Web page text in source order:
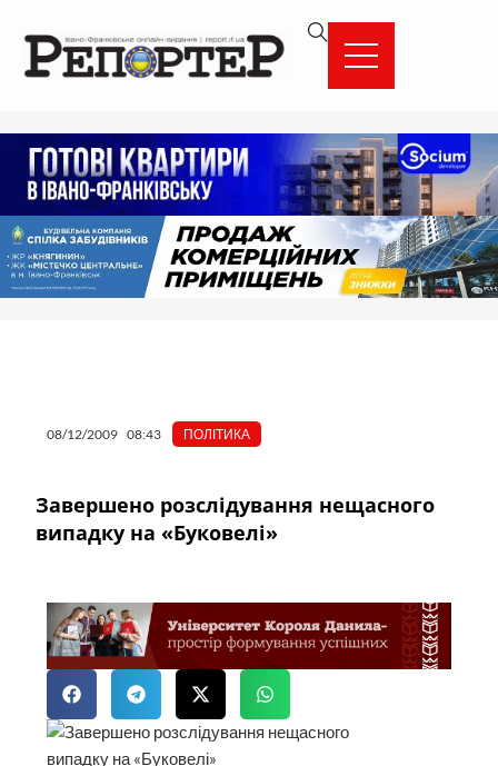
вмісту
08/12/2009 08:43 ПОЛІТИКА
Завершено розслідування нещасного
випадку на «Буковелі»